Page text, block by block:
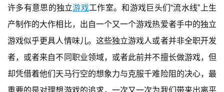
许多有意思的独立游戏工作室。和游戏巨头们“流水线”上生
产制作的大作相比，出自一个又一个游戏热爱者手中的独立
游戏似乎更具人情味儿。这些独立游戏人或者并非全职开发
者，或者来自不同职业领域，或者此前并不擅长做游戏，但
却凭借着他们天马行空的想象力与克服千难险阻的决心，最
重要的是对理想游戏的追求，一次又一次为我们带来出离平